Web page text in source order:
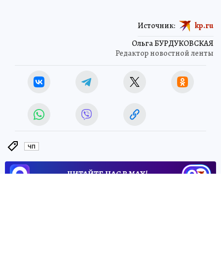
Ольга БУРДУКОВСКАЯ
Редактор новостной ленты
Источник: kp.ru
ЧП
ЧИТАЙТЕ НАС В МАХ!